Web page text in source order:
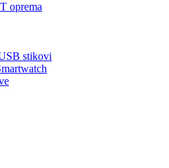
oprema
stikovi